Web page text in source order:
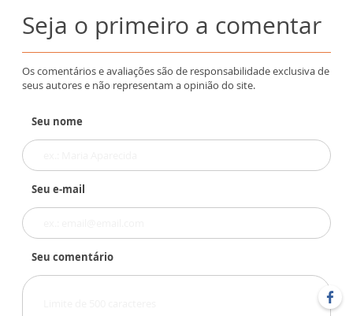
Seja o primeiro a comentar
Os comentários e avaliações são de responsabilidade exclusiva de
seus autores e não representam a opinião do site.
Seu nome
Seu e-mail
Seu comentário